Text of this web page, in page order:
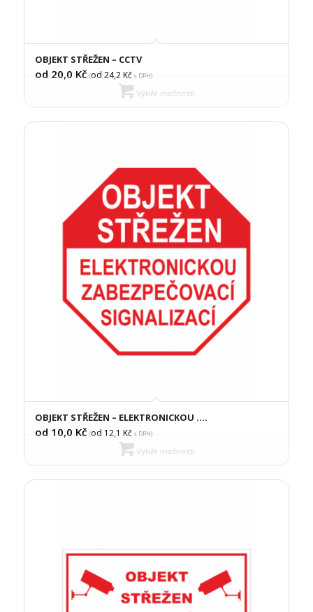
OBJEKT STŘEŽEN – CCTV
od 20,0 Kč (od 24,2Kčs DPH)
Výběr možností
OBJEKT STŘEŽEN – ELEKTRONICKOU ….
od 10,0 Kč (od 12,1 Kčs DPH)
Výběr možností